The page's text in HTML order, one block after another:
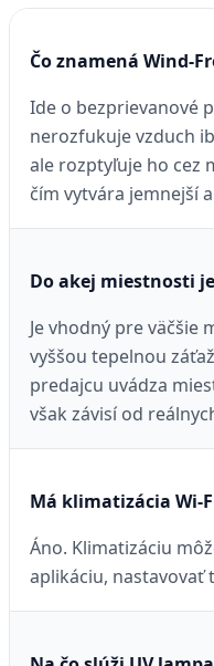
Čo znamená Wind-
Ide o bezprievanové
nerozfukuje vzduch
ale rozptyľuje ho cez
čím vytvára jemnejší
Do akej miestnosti
Je vhodný pre väčšie
vyššou tepelnou
predajcu uvádza
však závisí od
Má klimatizácia Wi-
Áno. Klimatizáciu
aplikáciu, nastavovať